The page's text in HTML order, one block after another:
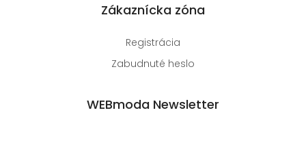
Zákaznícka zóna
Registrácia
Zabudnuté heslo
WEBmoda Newsletter